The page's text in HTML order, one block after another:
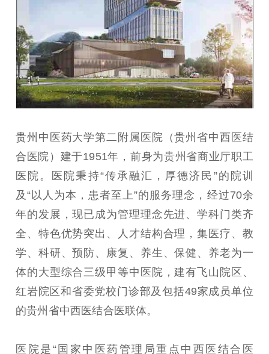
贵州中医药大学第二附属医院（贵州省中西医结
合医院）建于1951年，前身为贵州省商业厅职工
医院。医院秉持“传承融汇，厚德济民”的院训
及“以人为本，患者至上”的服务理念，经过70余
年的发展，现已成为管理理念先进、学科门类齐
全、特色优势突出、人才结构合理，集医疗、教
学、科研、预防、康复、养生、保健、养老为一
体的大型综合三级甲等中医院，建有飞山院区、
红岩院区和省委党校门诊部及包括49家成员单位
的贵州省中西医结合医联体。
医院是“国家中医药管理局重点中西医结合医